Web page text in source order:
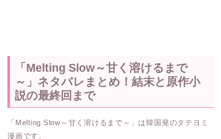
「Melting Slow～甘く溶けるまで
～」ネタバレまとめ！結末と原作小
説の最終回まで
「Melting Slow～甘く溶けるまで～」は韓国発のタテヨミ
漫画です。